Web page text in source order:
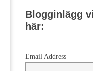
Blogginlägg
här:
Email Address